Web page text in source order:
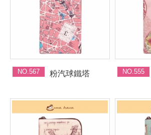
NO.567 粉汽球鐵塔 NO.555